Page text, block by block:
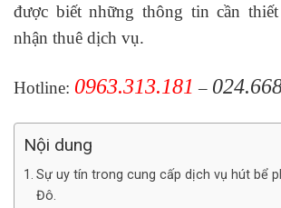
được biết những thông tin cần
nhận thuê dịch vụ.
Hotline: 0963.313.181 –
Nội dung
Sự uy tín trong cung cấp dịch vụ hút bể
Đô.